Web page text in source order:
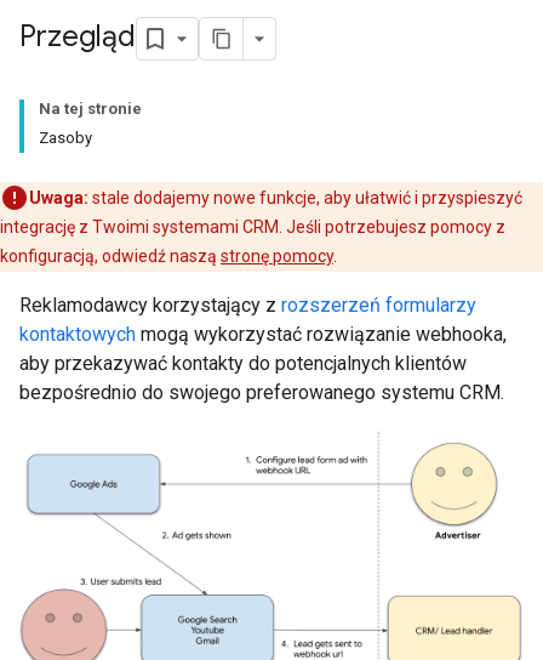
Przegląd
Na tej stronie
Zasoby
Uwaga: stale dodajemy nowe funkcje, aby ułatwić i przyspieszyć
integrację z Twoimi systemami CRM. Jeśli potrzebujesz pomocy z
konfiguracją, odwiedź naszą stronę pomocy.
Reklamodawcy korzystający z rozszerzeń formularzy
kontaktowych mogą wykorzystać rozwiązanie webhooka,
aby przekazywać kontakty do potencjalnych klientów
bezpośrednio do swojego preferowanego systemu CRM.